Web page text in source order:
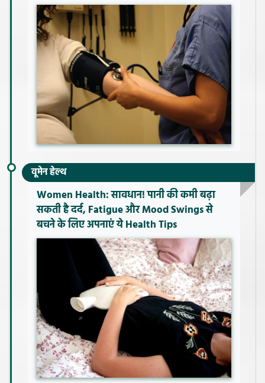
वूमेन हेल्थ
Women Health: सावधान! पानी की कमी बढ़ा
सकती है दर्द, Fatigue और Mood Swings से
बचने के लिए अपनाएं ये Health Tips